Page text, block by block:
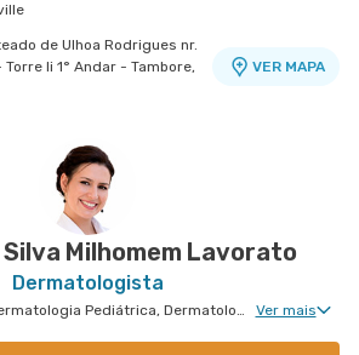
de Ulhoa Rodrigues nr.
Ii 1° Andar - Tambore,
VER MAPA
Milhomem Lavorato
Dermatologista
Dermatologia Clinica, Dermatologia Pediátrica, Dermatologia de Tratamento de Psoríase, Dermatologia Tratamento de Dermatite Atópica, Dermatologiatratamento de Urticária Crônica, Dermatologia de Tratamento de Hidradenite Ver mais